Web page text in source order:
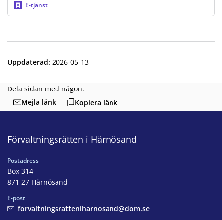
E-tjänst
Uppdaterad: 2026-05-13
Dela sidan med någon:
Mejla länk
Kopiera länk
Förvaltningsrätten i Härnösand
Postadress
Box 314
871 27 Härnösand
E-post
forvaltningsratteniharnosand@dom.se